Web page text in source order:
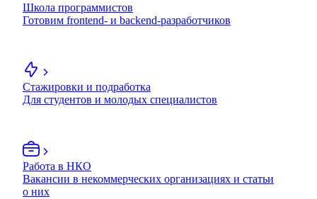
Школа программистов
Готовим frontend- и backend-разработчиков
Стажировки и подработка
Для студентов и молодых специалистов
Работа в НКО
Вакансии в некоммерческих организациях и статьи
о них